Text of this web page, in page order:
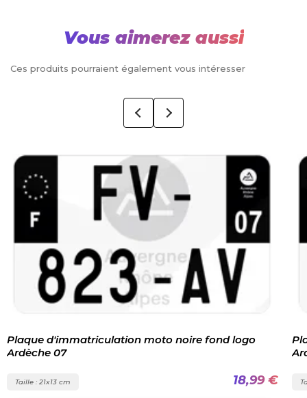
Vous aimerez aussi
Ces produits pourraient également vous intéresser
Plaque d'immatriculation moto noire fond logo
Ardèche 07
Taille : 21x13 cm 18,99 €